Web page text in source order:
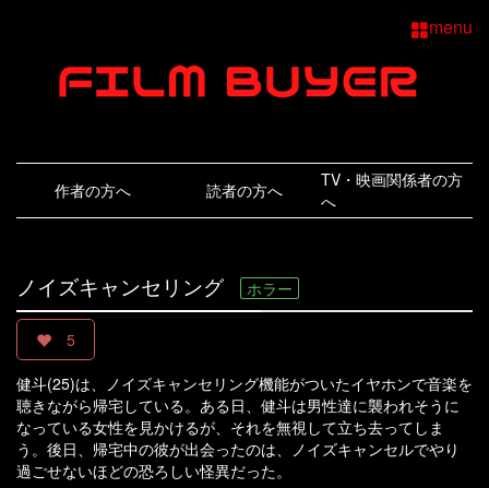
menu
作者の方へ 読者の方へ
TV・映画関係者の方
へ
ノイズキャンセリング ホラー
5
健斗(25)は、ノイズキャンセリング機能がついたイヤホンで音楽を
聴きながら帰宅している。ある日、健斗は男性達に襲われそうに
なっている女性を見かけるが、それを無視して立ち去ってしま
う。後日、帰宅中の彼が出会ったのは、ノイズキャンセルでやり
過ごせないほどの恐ろしい怪異だった。